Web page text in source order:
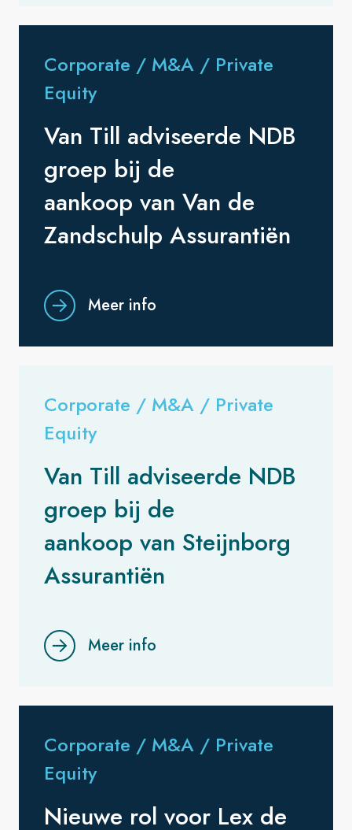
Corporate / M&A / Private
Equity
Van Till adviseerde NDB
groep bij de
aankoop van Van de
Zandschulp Assurantiën
Meer info
Corporate / M&A / Private
Equity
Van Till adviseerde NDB
groep bij de
aankoop van Steijnborg
Assurantiën
Meer info
Corporate / M&A / Private
Equity
Nieuwe rol voor Lex de